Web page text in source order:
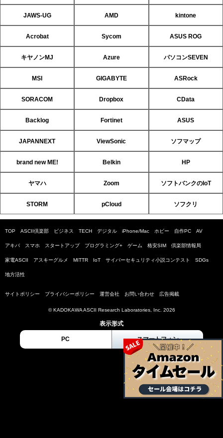
JAWS-UG AMD kintone
Acrobat Sycom ASUS ROG
キヤノンMJ Azure パソコンSEVEN
MSI GIGABYTE ASRock
SORACOM Dropbox CData
Backlog Fortinet ASUS
JAPANNEXT ViewSonic ソフマップ
brand new ME! Belkin HP
ヤマハ Zoom ソフトバンクのIoT
STORM pCloud ソフクリ
TOP ASCII倶楽部 ビジネス TECH デジタル iPhone/Mac ホビー 自作PC AV
アキバ スマホ スタートアップ プログラミング+ ゲーム 格安SIM 倶楽部情報局
家電ASCII アスキーグルメ MITTR IoT サイバーセキュリティ小説コンテスト SDGs
地方活性
サイトポリシー プライバシーポリシー 運営会社 お問い合わせ 広告掲載
© KADOKAWA ASCII Research Laboratories, Inc. 2026
表示形式
PC スマートフォン